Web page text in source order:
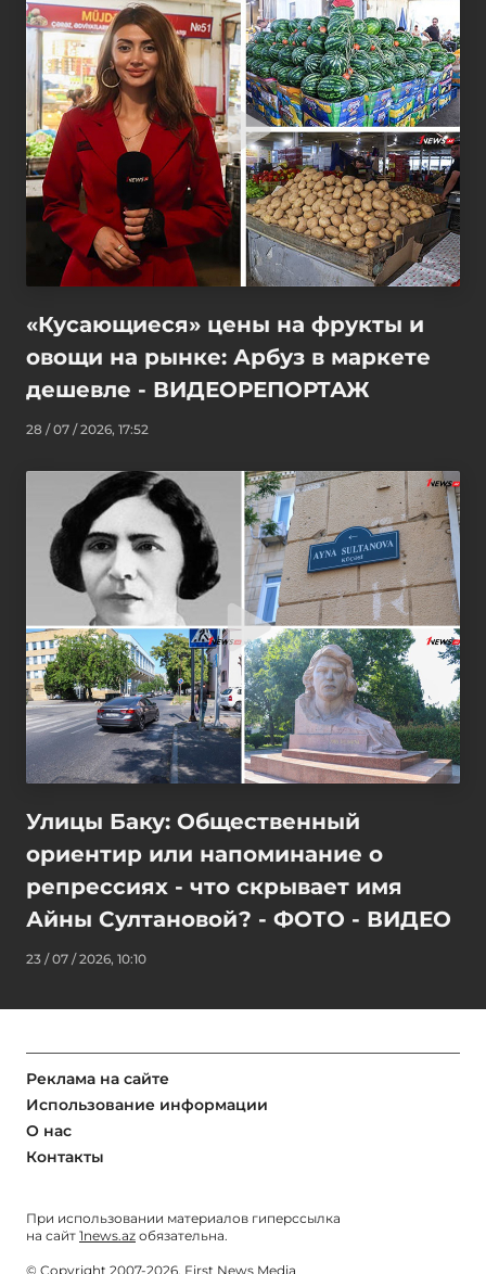
«Кусающиеся» цены на фрукты и
овощи на рынке: Арбуз в маркете
дешевле - ВИДЕОРЕПОРТАЖ
28 / 07 / 2026, 17:52
Улицы Баку: Общественный
ориентир или напоминание о
репрессиях - что скрывает имя
Айны Султановой? - ФОТО - ВИДЕО
23 / 07 / 2026, 10:10
Реклама на сайте
Использование информации
О нас
Контакты
При использовании материалов гиперссылка
на сайт 1news.az обязательна.
© Copyright 2007-2026. First News Media